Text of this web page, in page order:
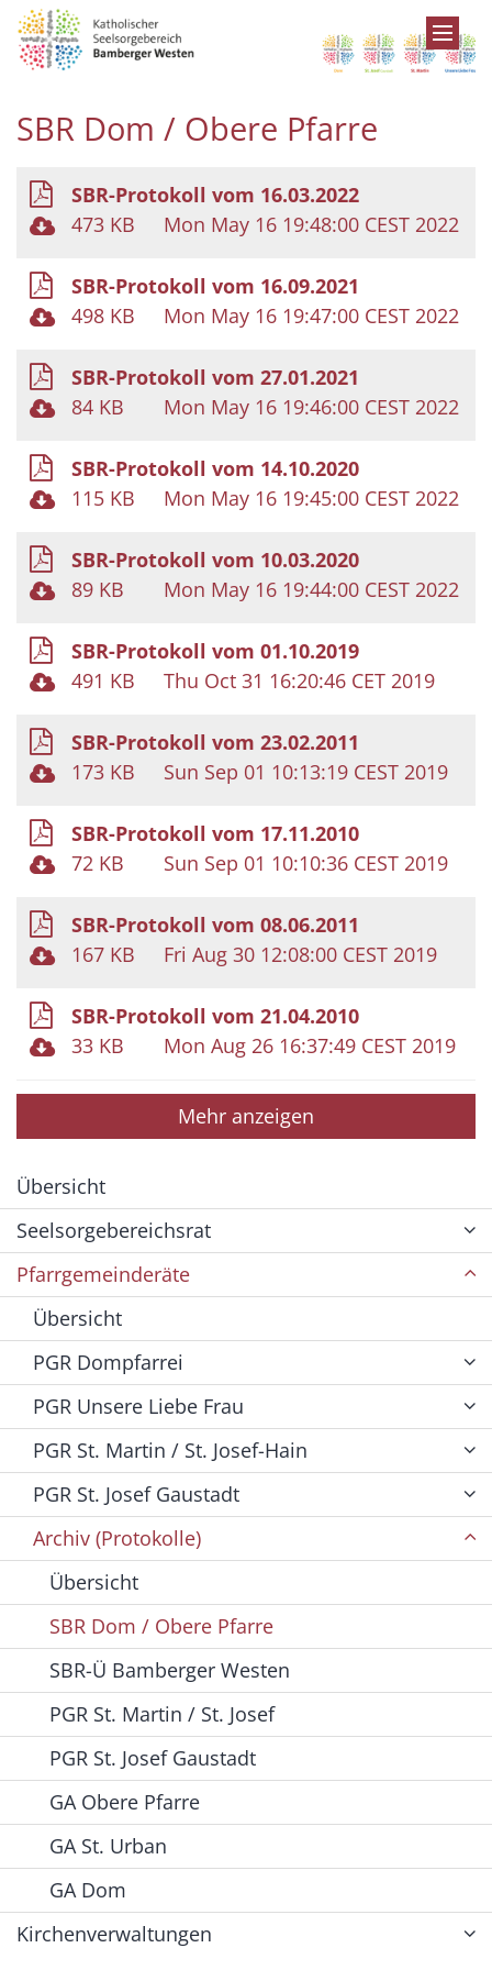
Zum Inhalt springen
SBR Dom / Obere Pfarre
SBR-Protokoll vom 16.03.2022
473 KB
Mon May 16 19:48:00 CEST 2022
SBR-Protokoll vom 16.09.2021
498 KB
Mon May 16 19:47:00 CEST 2022
SBR-Protokoll vom 27.01.2021
84 KB
Mon May 16 19:46:00 CEST 2022
SBR-Protokoll vom 14.10.2020
115 KB
Mon May 16 19:45:00 CEST 2022
SBR-Protokoll vom 10.03.2020
89 KB
Mon May 16 19:44:00 CEST 2022
SBR-Protokoll vom 01.10.2019
491 KB
Thu Oct 31 16:20:46 CET 2019
SBR-Protokoll vom 23.02.2011
173 KB
Sun Sep 01 10:13:19 CEST 2019
SBR-Protokoll vom 17.11.2010
72 KB
Sun Sep 01 10:10:36 CEST 2019
SBR-Protokoll vom 08.06.2011
167 KB
Fri Aug 30 12:08:00 CEST 2019
SBR-Protokoll vom 21.04.2010
33 KB
Mon Aug 26 16:37:49 CEST 2019
Mehr anzeigen
Übersicht
Seelsorgebereichsrat
Pfarrgemeinderäte
Übersicht
PGR Dompfarrei
PGR Unsere Liebe Frau
PGR St. Martin / St. Josef-Hain
PGR St. Josef Gaustadt
Archiv (Protokolle)
Übersicht
SBR Dom / Obere Pfarre
SBR-Ü Bamberger Westen
PGR St. Martin / St. Josef
PGR St. Josef Gaustadt
GA Obere Pfarre
GA St. Urban
GA Dom
Kirchenverwaltungen